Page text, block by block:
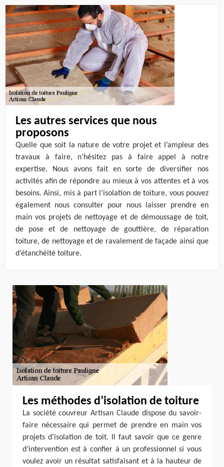
Les autres services que nous
proposons
Quelle que soit la nature de votre projet et l’ampleur des
travaux à faire, n’hésitez pas à faire appel à notre
expertise. Nous avons fait en sorte de diversifier nos
activités afin de répondre au mieux à vos attentes et à vos
besoins. Ainsi, mis à part l’isolation de toiture, vous pouvez
également nous consulter pour nous laisser prendre en
main vos projets de nettoyage et de démoussage de toit,
de pose et de nettoyage de gouttière, de réparation
toiture, de nettoyage et de ravalement de façade ainsi que
d’étanchéité toiture.
Les méthodes d’isolation de toiture
La société couvreur Artisan Claude dispose du savoir-
faire nécessaire qui permet de prendre en main vos
projets d’isolation de toit. Il faut savoir que ce genre
d’intervention est à confier à un professionnel si vous
voulez avoir un résultat satisfaisant et à la hauteur de